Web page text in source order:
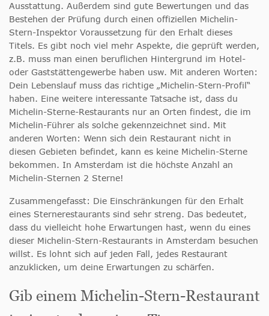
Ausstattung. Außerdem sind gute Bewertungen und das
Bestehen der Prüfung durch einen offiziellen Michelin-
Stern-Inspektor Voraussetzung für den Erhalt dieses
Titels. Es gibt noch viel mehr Aspekte, die geprüft werden,
z.B. muss man einen beruflichen Hintergrund im Hotel-
oder Gaststättengewerbe haben usw. Mit anderen Worten:
Dein Lebenslauf muss das richtige „Michelin-Stern-Profil“
haben. Eine weitere interessante Tatsache ist, dass du
Michelin-Sterne-Restaurants nur an Orten findest, die im
Michelin-Führer als solche gekennzeichnet sind. Mit
anderen Worten: Wenn sich dein Restaurant nicht in
diesen Gebieten befindet, kann es keine Michelin-Sterne
bekommen. In Amsterdam ist die höchste Anzahl an
Michelin-Sternen 2 Sterne!
Zusammengefasst: Die Einschränkungen für den Erhalt
eines Sternerestaurants sind sehr streng. Das bedeutet,
dass du vielleicht hohe Erwartungen hast, wenn du eines
dieser Michelin-Stern-Restaurants in Amsterdam besuchen
willst. Es lohnt sich auf jeden Fall, jedes Restaurant
anzuklicken, um deine Erwartungen zu schärfen.
Gib einem Michelin-Stern-Restaurant